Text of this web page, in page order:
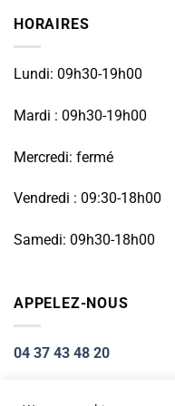
HORAIRES
Lundi: 09h30-19h00
Mardi : 09h30-19h00
Mercredi: fermé
Vendredi : 09:30-18h00
Samedi: 09h30-18h00
APPELEZ-NOUS
04 37 43 48 20